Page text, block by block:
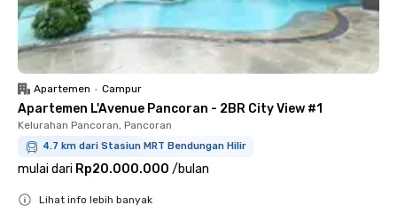
Apartemen • Campur
Apartemen L'Avenue Pancoran - 2BR City View #1
Kelurahan Pancoran, Pancoran
4.7 km dari Stasiun MRT Bendungan Hilir
mulai dari Rp20.000.000 /bulan
Lihat info lebih banyak